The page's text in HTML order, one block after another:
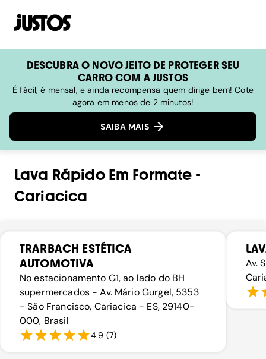
DESCUBRA O NOVO JEITO DE PROTEGER SEU
CARRO COM A JUSTOS
É fácil, é mensal, e ainda recompensa quem dirige bem! Cote
agora em menos de 2 minutos!
SAIBA MAIS
Lava RápidoEm Formate -
Cariacica
TRARBACH ESTÉTICA
AUTOMOTIVA
No estacionamento G1, ao lado do BH
supermercados - Av. Mário Gurgel, 5353
- São Francisco, Cariacica - ES, 29140-
000, Brasil
4.9 (7)
Av.